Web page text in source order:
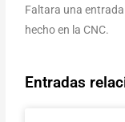
Faltara una
hecho en la CNC.
Entradas